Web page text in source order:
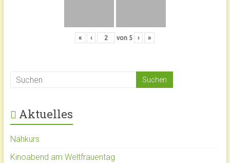
« ‹ von 5 › »
Aktuelles
Nähkurs
Kinoabend am Weltfrauentag